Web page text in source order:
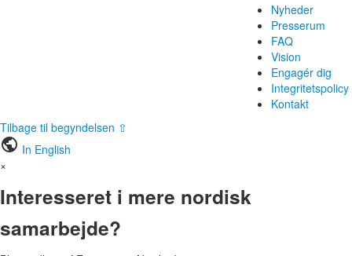
Nyheder
Presserum
FAQ
Vision
Engagér dig
Integritetspolicy
Kontakt
Tilbage til begyndelsen ⇧
public In English
×
Interesseret i mere nordisk
samarbejde?